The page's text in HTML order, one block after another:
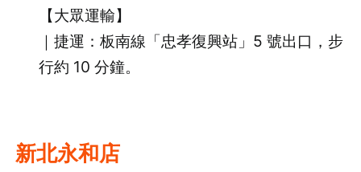
【大眾運輸】
｜捷運：板南線「忠孝復興站」5 號出口，步
行約 10 分鐘。
新北永和店